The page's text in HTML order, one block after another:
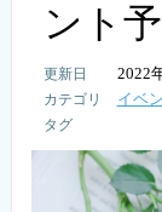
ント
2022
イベ